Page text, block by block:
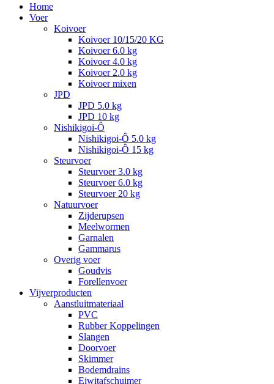
Close
Menu
Home
Voer
Koivoer
Koivoer 10/15/20 KG
Koivoer 6.0 kg
Koivoer 4.0 kg
Koivoer 2.0 kg
Koivoer mixen
JPD
JPD 5.0 kg
JPD 10 kg
Nishikigoi-Ô
Nishikigoi-Ô 5.0 kg
Nishikigoi-Ô 15 kg
Steurvoer
Steurvoer 3.0 kg
Steurvoer 6.0 kg
Steurvoer 20 kg
Natuurvoer
Zijderupsen
Meelwormen
Garnalen
Gammarus
Overig voer
Goudvis
Forellenvoer
Vijverproducten
Aanstluitmateriaal
PVC
Rubber Koppelingen
Slangen
Doorvoer
Skimmer
Bodemdrains
Eiwitafschuimer